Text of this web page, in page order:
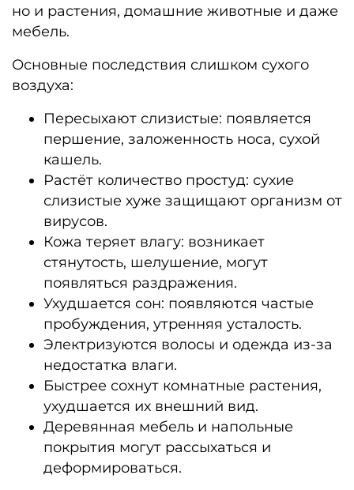
но и растения, домашние животные и даже
мебель.
Основные последствия слишком сухого
воздуха:
Пересыхают слизистые: появляется
першение, заложенность носа, сухой
кашель.
Растёт количество простуд: сухие
слизистые хуже защищают организм от
вирусов.
Кожа теряет влагу: возникает
стянутость, шелушение, могут
появляться раздражения.
Ухудшается сон: появляются частые
пробуждения, утренняя усталость.
Электризуются волосы и одежда из-за
недостатка влаги.
Быстрее сохнут комнатные растения,
ухудшается их внешний вид.
Деревянная мебель и напольные
покрытия могут рассыхаться и
деформироваться.